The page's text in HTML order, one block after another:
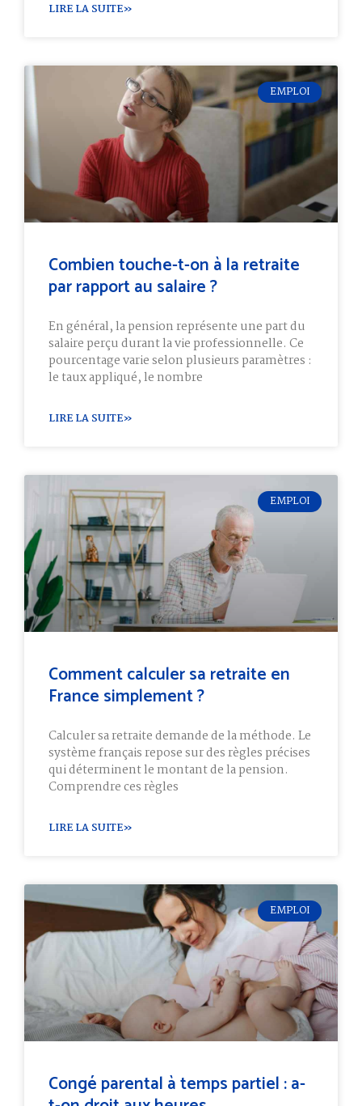
LIRE LA SUITE»
EMPLOI
Combien touche-t-on à la retraite
par rapport au salaire ?
En général, la pension représente une part du
salaire perçu durant la vie professionnelle. Ce
pourcentage varie selon plusieurs paramètres :
le taux appliqué, le nombre
LIRE LA SUITE»
EMPLOI
Comment calculer sa retraite en
France simplement ?
Calculer sa retraite demande de la méthode. Le
système français repose sur des règles précises
qui déterminent le montant de la pension.
Comprendre ces règles
LIRE LA SUITE»
EMPLOI
Congé parental à temps partiel : a-